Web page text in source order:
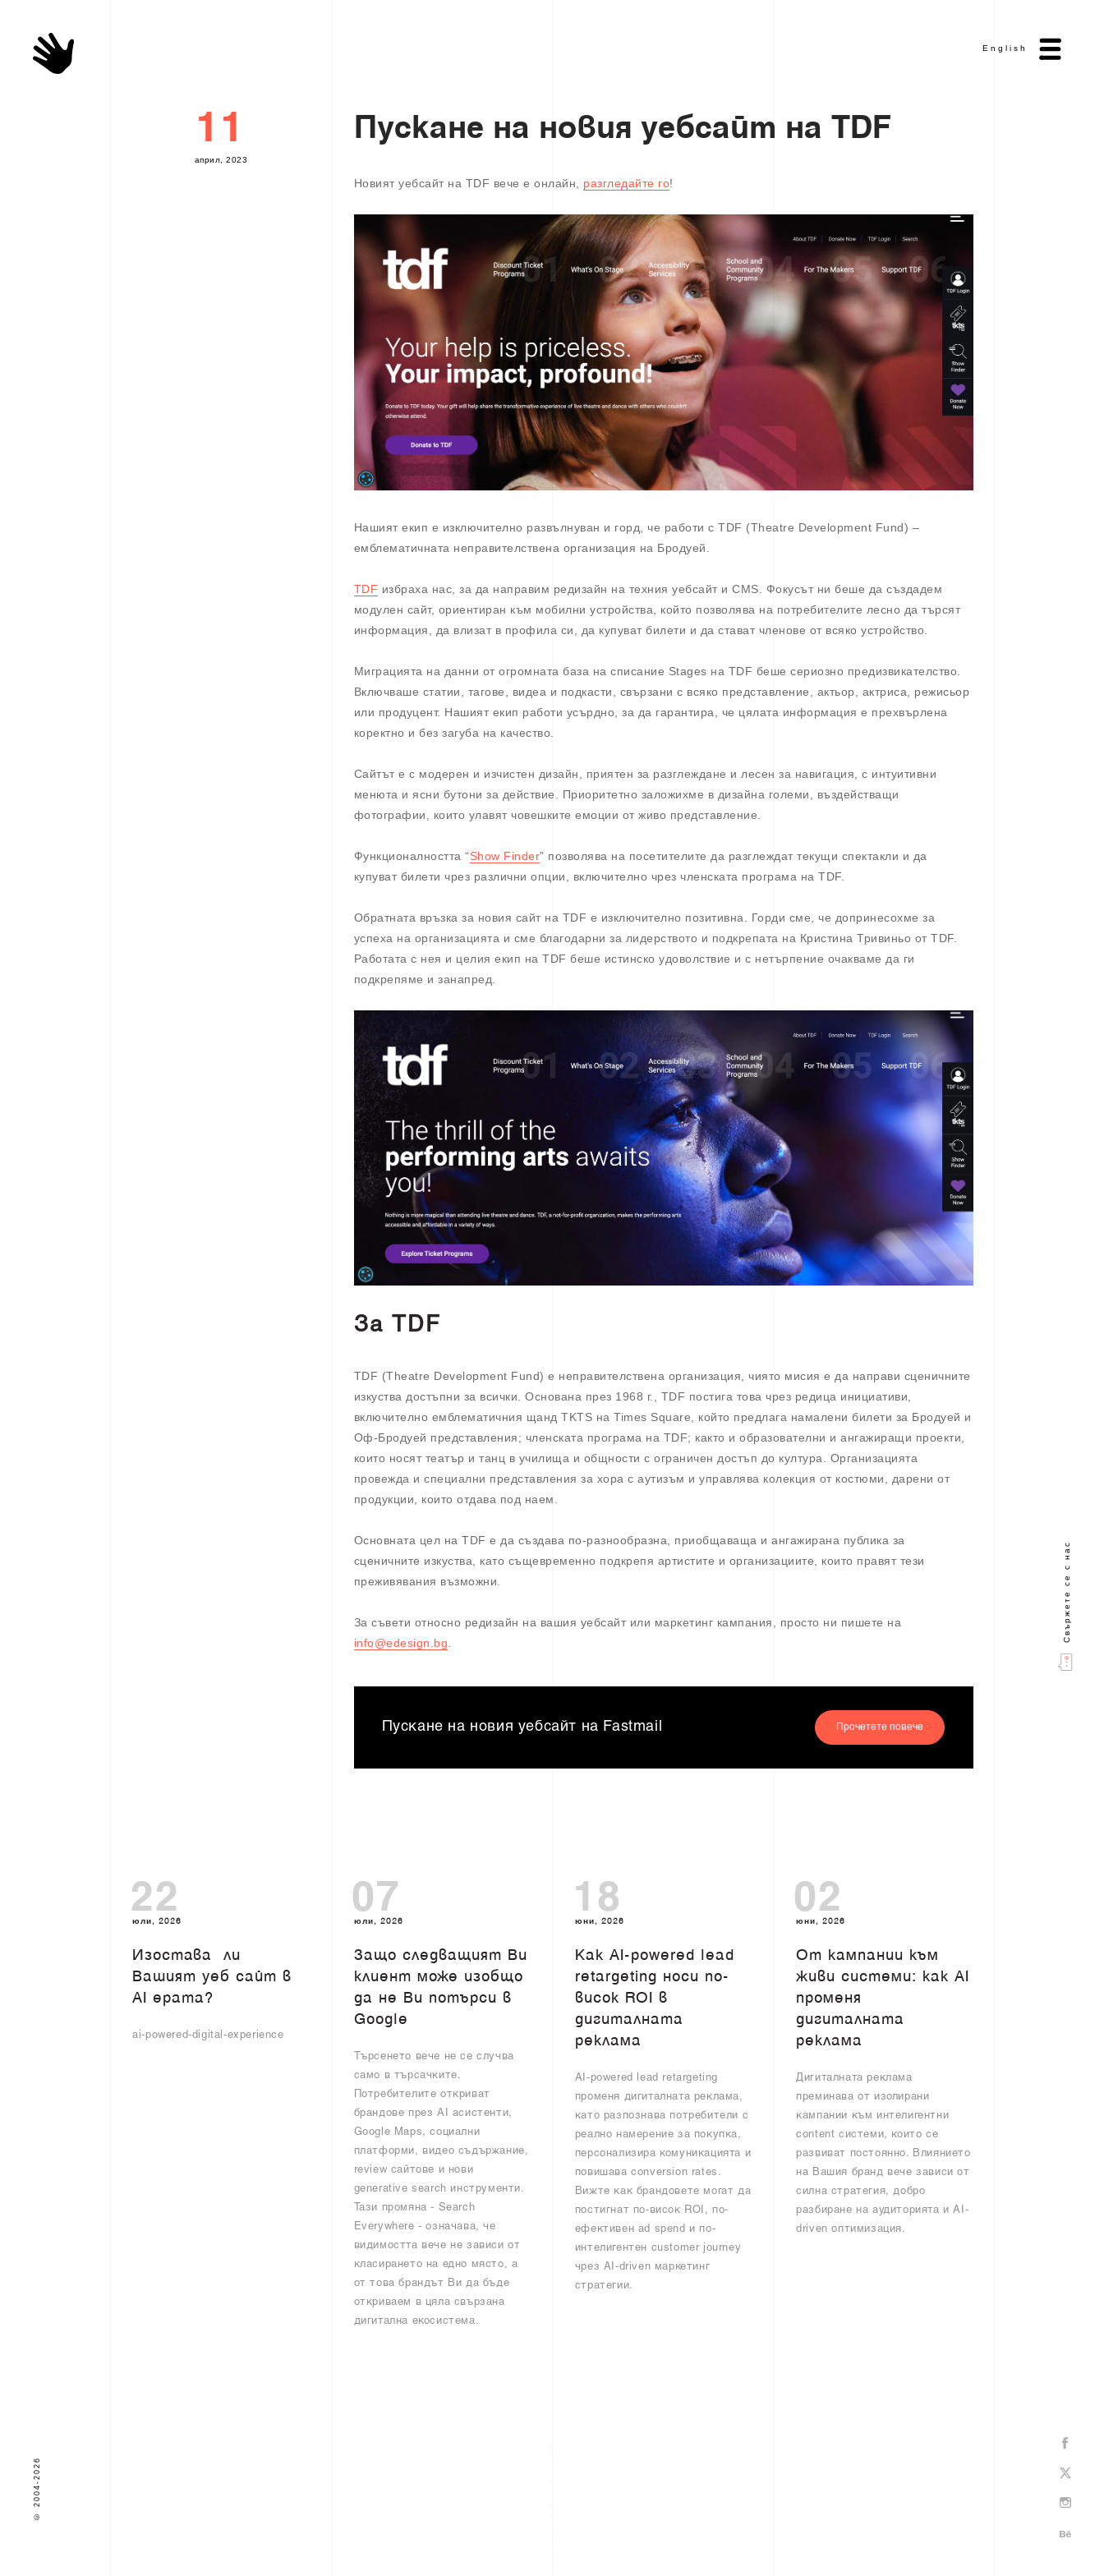
© 2004-2026
English
Свържете се с нас
11
април, 2023
Пускане на новия уебсайт на T DF
Новият уебсайт на TDF вече е онлайн, разгледайте го!
Нашият екип е изключително развълнуван и горд, че работи с TDF (Theatre Development Fund) –
емблематичната неправителствена организация на Бродуей.
TDF избраха нас, за да направим редизайн на техния уебсайт и CMS. Фокусът ни беше да създадем
модулен сайт, ориентиран към мобилни устройства, който позволява на потребителите лесно да търсят
информация, да влизат в профила си, да купуват билети и да стават членове от всяко устройство.
Миграцията на данни от огромната база на списание Stages на TDF беше сериозно предизвикателство.
Включваше статии, тагове, видеа и подкасти, свързани с всяко представление, актьор, актриса, режисьор
или продуцент. Нашият екип работи усърдно, за да гарантира, че цялата информация е прехвърлена
коректно и без загуба на качество.
Сайтът е с модерен и изчистен дизайн, приятен за разглеждане и лесен за навигация, с интуитивни
менюта и ясни бутони за действие. Приоритетно заложихме в дизайна големи, въздействащи
фотографии, които улавят човешките емоции от живо представление.
Функционалността “Show Finder” позволява на посетителите да разглеждат текущи спектакли и да
купуват билети чрез различни опции, включително чрез членската програма на TDF.
Обратната връзка за новия сайт на TDF е изключително позитивна. Горди сме, че допринесохме за
успеха на организацията и сме благодарни за лидерството и подкрепата на Кристина Тривиньо от TDF.
Работата с нея и целия екип на TDF беше истинско удоволствие и с нетърпение очакваме да ги
подкрепяме и занапред.
За TDF
TDF (Theatre Development Fund) е неправителствена организация, чиято мисия е да направи сценичните
изкуства достъпни за всички. Основана през 1968 г., TDF постига това чрез редица инициативи,
включително емблематичния щанд TKTS на Times Square, който предлага намалени билети за Бродуей и
Оф-Бродуей представления; членската програма на TDF; както и образователни и ангажиращи проекти,
които носят театър и танц в училища и общности с ограничен достъп до култура. Организацията
провежда и специални представления за хора с аутизъм и управлява колекция от костюми, дарени от
продукции, които отдава под наем.
Основната цел на TDF е да създава по-разнообразна, приобщаваща и ангажирана публика за
сценичните изкуства, като същевременно подкрепя артистите и организациите, които правят тези
преживявания възможни.
За съвети относно редизайн на вашия уебсайт или маркетинг кампания, просто ни пишете на
info@edesign.bg
Пускане на новия уебсайт на Fastmail Прочетете повече
22
юли, 2026
Изоставa ли
Вашият уеб сайт в
AI ерата?
ai-powered-digital-experience
07
юли, 2026
Защо следващият Ви
клиент може изобщо
да не Ви потърси в
Google
Търсенето вече не се случва
само в търсачките.
Потребителите откриват
брандове през AI асистенти,
Google Maps, социални
платформи, видео съдържание,
review сайтове и нови
generative search инструменти.
Тази промяна - Search
Everywhere - означава, че
видимостта вече не зависи от
класирането на едно място, а
от това брандът Ви да бъде
откриваем в цяла свързана
дигитална екосистема.
18
юни, 2026
Как AI-powered lead
retargeting носи по-
висок ROI в
дигиталната
реклама
AI-powered lead retargeting
променя дигиталната реклама,
като разпознава потребители с
реално намерение за покупка,
персонализира комуникацията и
повишава conversion rates.
Вижте как брандовете могат да
постигнат по-висок ROI, по-
ефективен ad spend и по-
интелигентен customer journey
чрез AI-driven маркетинг
стратегии.
02
юни, 2026
От кампании към
живи системи: как AI
променя
дигиталната
реклама
Дигиталната реклама
преминава от изолирани
кампании към интелигентни
content системи, които се
развиват постоянно. Влиянието
на Вашия бранд вече зависи от
силна стратегия, добро
разбиране на аудиторията и AI-
driven оптимизация.